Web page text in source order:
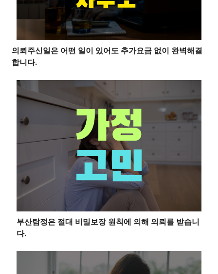
의뢰주신일은 어떤 일이 있어도 추가요금 없이 완벽해결
합니다.
부산탐정은 절대 비밀보장 원칙에 의해 의뢰를 받습니
다.